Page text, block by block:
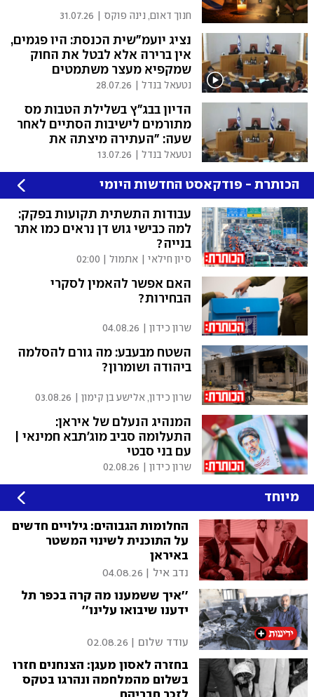
חנוך דאום, נינה פוקס 31.07.26
נציג יועמ"שית הכנסת: היו פגמים,
אין ברירה אלא לבטל את החוק
שמקפיא מעצר משתמטים
נטעאל בנדל 28.07.26
הדיון בבג"ץ בשלילת הטבות מס
מתורמים לישיבות הסתיים לאחר
שעה: "העתירה מיצתה את
עצמה"?
נטעאל בנדל 13.07.26
הכותרת - פודקאסט החדשות היומי
עבודות התשתית תקועות בפקק:
למה כבישי גוש דן נראים כמו אתר
בנייה?
סיון חילאי אתמול | 02:00
האם אפשר להאמין לסקרי
הבחירות?
שרון כידון 04.08.26
השטח מבעבע: מה גורם להסלמה
ביהודה ושומרון?
שרון כידון, אלישע בן קימון 03.08.26
המנהיג הנעלם של איראן:
התעלומה סביב מוג'תבא חמינאי |
עם בני סבטי
שרון כידון 02.08.26
מיוחד
החלומות הגבוהים: גילויים חדשים
על התוכנית לשינוי המשטר
באיראן
נדב איל 04.08.26
''איך ששמענו מה קרה בכפר תל
ידענו שיבואו עלינו''
עודד שלום 02.08.26
בחזרה לאסון מעגן: הצנחנים חזרו
בשלום מהמלחמה ונהרגו בטקס
לזכר חבריהם